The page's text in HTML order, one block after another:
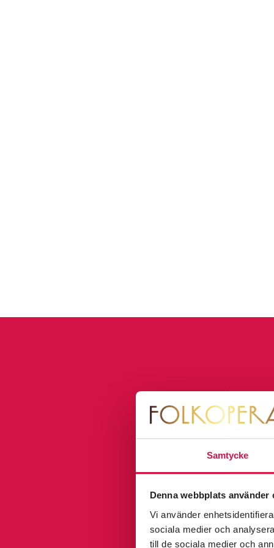
Samtycke
Denna webbplats använder
Vi använder
sociala medier och
till de sociala medier och
K
ö
p
b
i
FOLKOPERAN
JAG ÄR ULLA